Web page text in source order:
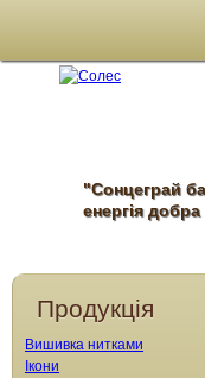
"Сонцеграй
енергія
Продукція
Вишивка нитками
Ікони